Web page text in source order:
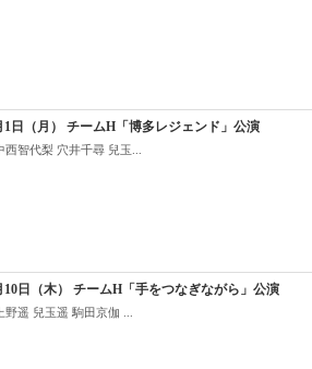
1日（月） チームH「博多レジェンド」公演
西智代梨 穴井千尋 兒玉...
10日（木） チームH「手をつなぎながら」公演
野遥 兒玉遥 駒田京伽 ...